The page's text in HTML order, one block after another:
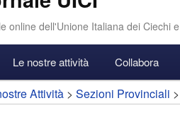
online dell'Unione Italiana dei Ciechi
Le nostre attività Collabora
Attività > Sezioni Provinciali